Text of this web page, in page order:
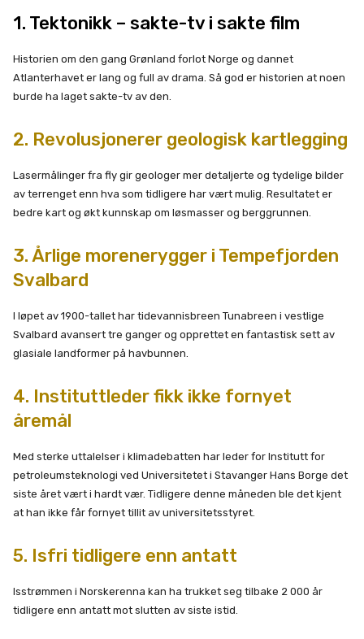
1. Tektonikk – sakte-tv i sakte film
Historien om den gang Grønland forlot Norge og dannet
Atlanterhavet er lang og full av drama. Så god er historien at noen
burde ha laget sakte-tv av den.
2. Revolusjonerer geologisk kartlegging
Lasermålinger fra fly gir geologer mer detaljerte og tydelige bilder
av terrenget enn hva som tidligere har vært mulig. Resultatet er
bedre kart og økt kunnskap om løsmasser og berggrunnen.
3. Årlige morenerygger i Tempefjorden
Svalbard
I løpet av 1900-tallet har tidevannisbreen Tunabreen i vestlige
Svalbard avansert tre ganger og opprettet en fantastisk sett av
glasiale landformer på havbunnen.
4. Instituttleder fikk ikke fornyet
åremål
Med sterke uttalelser i klimadebatten har leder for Institutt for
petroleumsteknologi ved Universitetet i Stavanger Hans Borge det
siste året vært i hardt vær. Tidligere denne måneden ble det kjent
at han ikke får fornyet tillit av universitetsstyret.
5. Isfri tidligere enn antatt
Isstrømmen i Norskerenna kan ha trukket seg tilbake 2 000 år
tidligere enn antatt mot slutten av siste istid.